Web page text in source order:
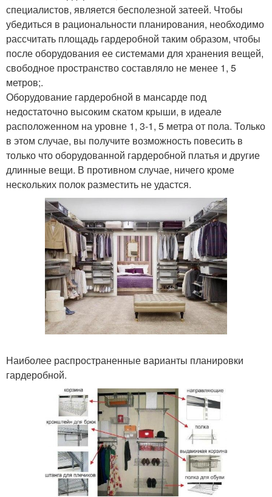
специалистов, является бесполезной затеей. Чтобы
убедиться в рациональности планирования, необходимо
рассчитать площадь гардеробной таким образом, чтобы
после оборудования ее системами для хранения вещей,
свободное пространство составляло не менее 1, 5
метров;.
Оборудование гардеробной в мансарде под
недостаточно высоким скатом крыши, в идеале
расположенном на уровне 1, 3-1, 5 метра от пола. Только
в этом случае, вы получите возможность повесить в
только что оборудованной гардеробной платья и другие
длинные вещи. В противном случае, ничего кроме
нескольких полок разместить не удастся.
Наиболее распространенные варианты планировки
гардеробной.